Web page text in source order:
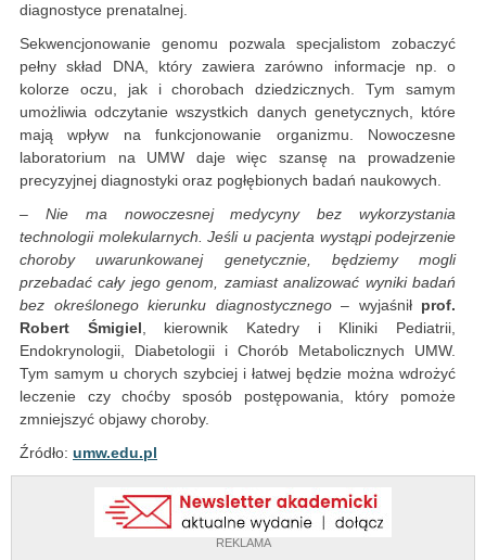
REKLAMA
diagnostyce prenatalnej.
Sekwencjonowanie genomu pozwala specjalistom zobaczyć
pełny skład DNA, który zawiera zarówno informacje np. o
kolorze oczu, jak i chorobach dziedzicznych. Tym samym
umożliwia odczytanie wszystkich danych genetycznych, które
mają wpływ na funkcjonowanie organizmu. Nowoczesne
laboratorium na UMW daje więc szansę na prowadzenie
precyzyjnej diagnostyki oraz pogłębionych badań naukowych.
– Nie ma nowoczesnej medycyny bez wykorzystania
technologii molekularnych. Jeśli u pacjenta wystąpi podejrzenie
choroby uwarunkowanej genetycznie, będziemy mogli
przebadać cały jego genom, zamiast analizować wyniki badań
bez określonego kierunku diagnostycznego– wyjaśnił prof.
Robert Śmigiel, kierownik Katedry i Kliniki Pediatrii,
Endokrynologii, Diabetologii i Chorób Metabolicznych UMW.
Tym samym u chorych szybciej i łatwej będzie można wdrożyć
leczenie czy choćby sposób postępowania, który pomoże
zmniejszyć objawy choroby.
Źródło: umw.edu.pl